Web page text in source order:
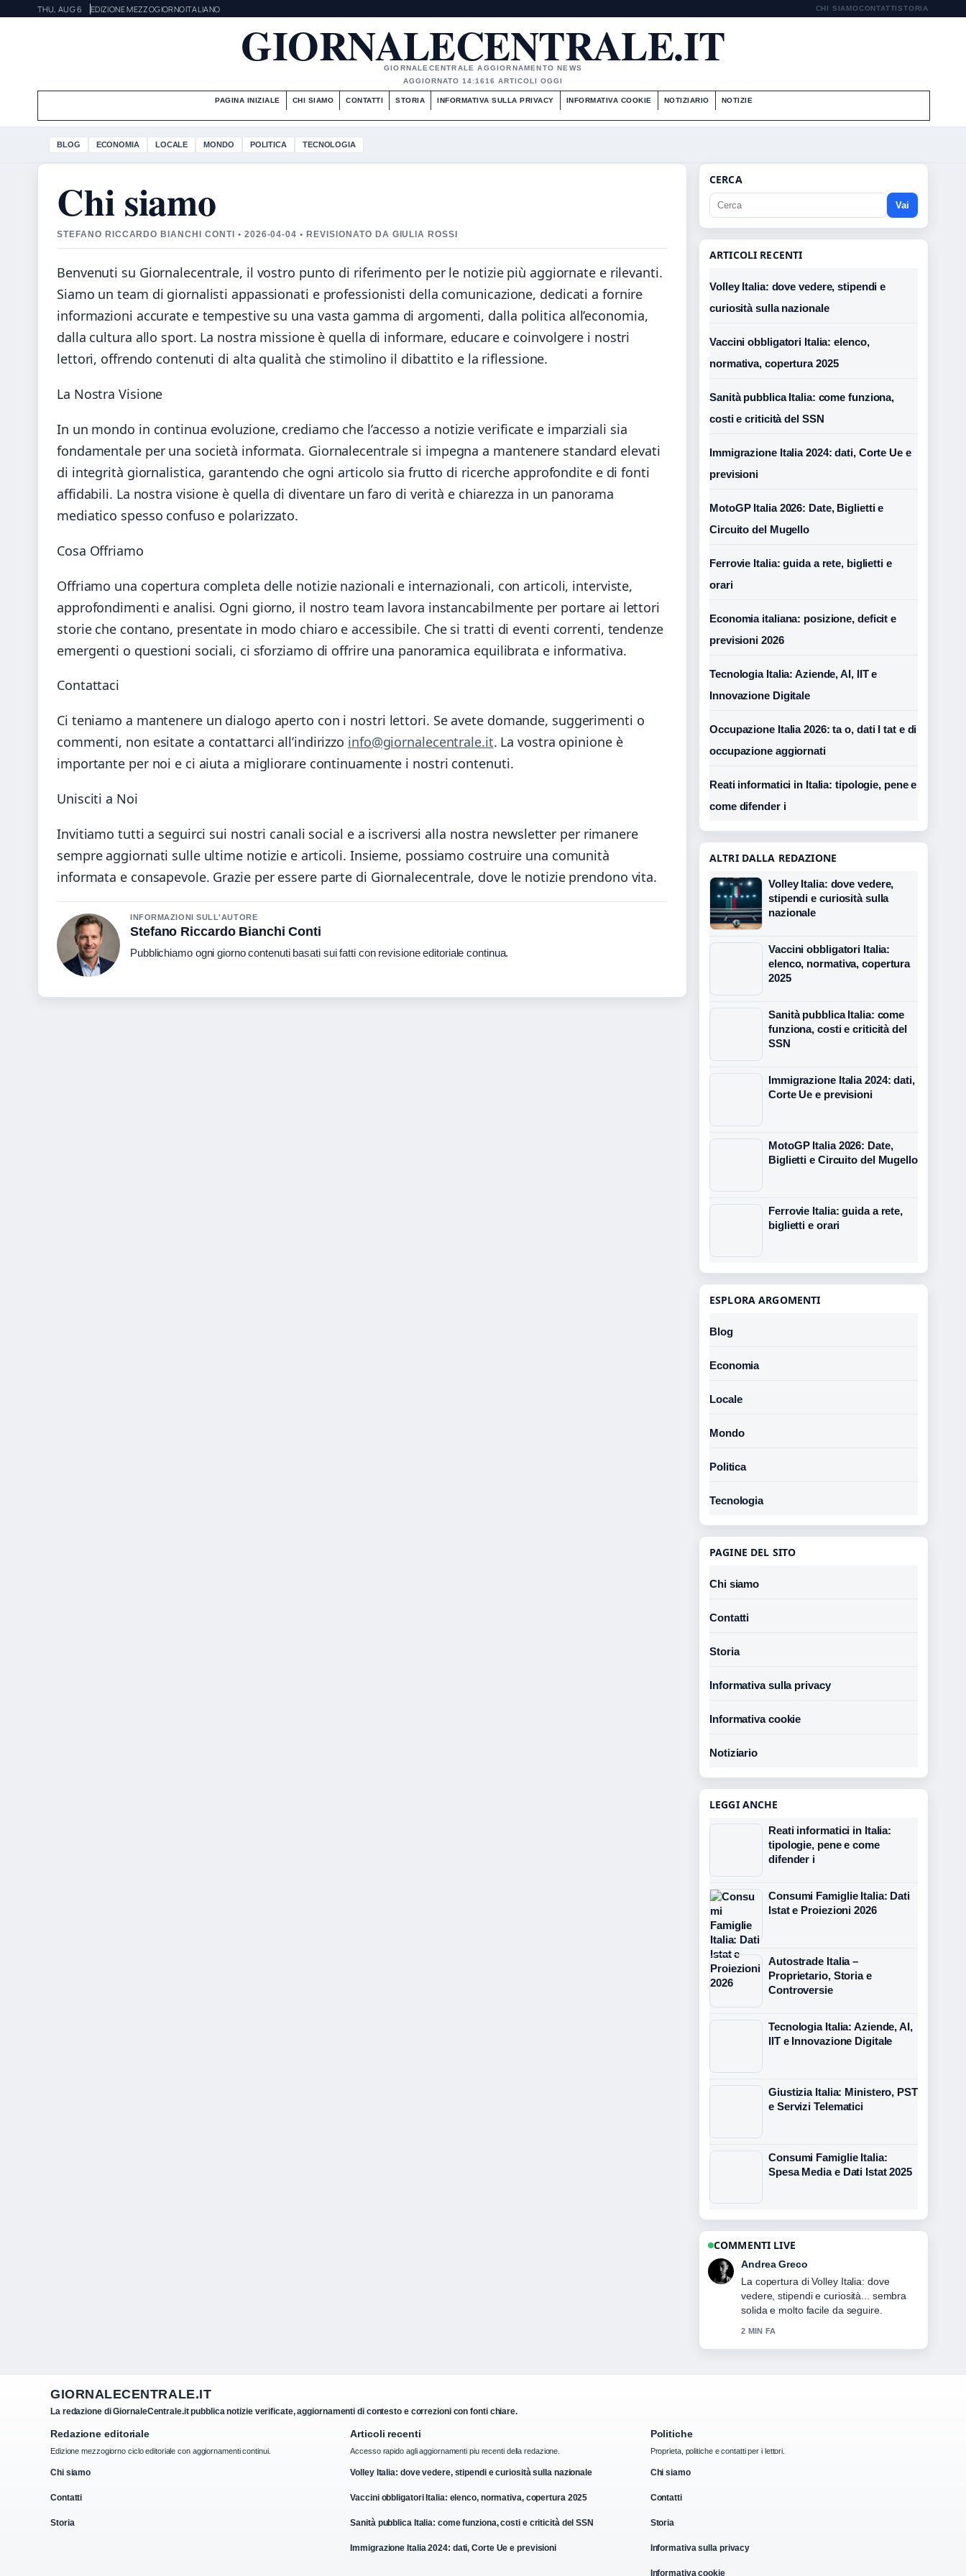
THU, AUG 6 EDIZIONE MEZZOGIORNOITALIANO CHI SIAMOCONTATTISTORIA
GIORNALECENTRALE.IT
GIORNALECENTRALE AGGIORNAMENTO NEWS
AGGIORNATO 14:1616 ARTICOLI OGGI
PAGINA INIZIALE CHI SIAMO CONTATTI STORIA INFORMATIVA SULLA PRIVACY INFORMATIVA COOKIE NOTIZIARIO NOTIZIE
BLOG ECONOMIA LOCALE MONDO POLITICA TECNOLOGIA
Chi siamo
STEFANO RICCARDO BIANCHI CONTI • 2026-04-04 • REVISIONATO DA GIULIA ROSSI
Benvenuti su Giornalecentrale, il vostro punto di riferimento per le notizie più aggiornate e rilevanti.
Siamo un team di giornalisti appassionati e professionisti della comunicazione, dedicati a fornire
informazioni accurate e tempestive su una vasta gamma di argomenti, dalla politica all’economia,
dalla cultura allo sport. La nostra missione è quella di informare, educare e coinvolgere i nostri
lettori, offrendo contenuti di alta qualità che stimolino il dibattito e la riflessione.
La Nostra Visione
In un mondo in continua evoluzione, crediamo che l’accesso a notizie verificate e imparziali sia
fondamentale per una società informata. Giornalecentrale si impegna a mantenere standard elevati
di integrità giornalistica, garantendo che ogni articolo sia frutto di ricerche approfondite e di fonti
affidabili. La nostra visione è quella di diventare un faro di verità e chiarezza in un panorama
mediatico spesso confuso e polarizzato.
Cosa Offriamo
Offriamo una copertura completa delle notizie nazionali e internazionali, con articoli, interviste,
approfondimenti e analisi. Ogni giorno, il nostro team lavora instancabilmente per portare ai lettori
storie che contano, presentate in modo chiaro e accessibile. Che si tratti di eventi correnti, tendenze
emergenti o questioni sociali, ci sforziamo di offrire una panoramica equilibrata e informativa.
Contattaci
Ci teniamo a mantenere un dialogo aperto con i nostri lettori. Se avete domande, suggerimenti o
commenti, non esitate a contattarci all’indirizzo info@giornalecentrale.it. La vostra opinione è
importante per noi e ci aiuta a migliorare continuamente i nostri contenuti.
Unisciti a Noi
Invitiamo tutti a seguirci sui nostri canali social e a iscriversi alla nostra newsletter per rimanere
sempre aggiornati sulle ultime notizie e articoli. Insieme, possiamo costruire una comunità
informata e consapevole. Grazie per essere parte di Giornalecentrale, dove le notizie prendono vita.
INFORMAZIONI SULL'AUTORE
Stefano Riccardo Bianchi Conti
Pubblichiamo ogni giorno contenuti basati sui fatti con revisione editoriale continua.
CERCA
Vai
ARTICOLI RECENTI
Volley Italia: dove vedere, stipendi e
curiosità sulla nazionale
Vaccini obbligatori Italia: elenco,
normativa, copertura 2025
Sanità pubblica Italia: come funziona,
costi e criticità del SSN
Immigrazione Italia 2024: dati, Corte Ue e
previsioni
MotoGP Italia 2026: Date, Biglietti e
Circuito del Mugello
Ferrovie Italia: guida a rete, biglietti e
orari
Economia italiana: posizione, deficit e
previsioni 2026
Tecnologia Italia: Aziende, AI, IIT e
Innovazione Digitale
Occupazione Italia 2026: ta o, dati I tat e di
occupazione aggiornati
Reati informatici in Italia: tipologie, pene e
come difender i
ALTRI DALLA REDAZIONE
Volley Italia: dove vedere,
stipendi e curiosità sulla
nazionale
Vaccini obbligatori Italia:
elenco, normativa, copertura
2025
Sanità pubblica Italia: come
funziona, costi e criticità del
SSN
Immigrazione Italia 2024: dati,
Corte Ue e previsioni
MotoGP Italia 2026: Date,
Biglietti e Circuito del Mugello
Ferrovie Italia: guida a rete,
biglietti e orari
ESPLORA ARGOMENTI
Blog
Economia
Locale
Mondo
Politica
Tecnologia
PAGINE DEL SITO
Chi siamo
Contatti
Storia
Informativa sulla privacy
Informativa cookie
Notiziario
LEGGI ANCHE
Reati informatici in Italia:
tipologie, pene e come
difender i
Consumi Famiglie Italia: Dati
Istat e Proiezioni 2026
Autostrade Italia –
Proprietario, Storia e
Controversie
Tecnologia Italia: Aziende, AI,
IIT e Innovazione Digitale
Giustizia Italia: Ministero, PST
e Servizi Telematici
Consumi Famiglie Italia:
Spesa Media e Dati Istat 2025
COMMENTI LIVE
Sara Moretti
Ottimo lavoro di verifica intorno a
Vaccini obbligatori Italia: elenco,
normativa, copertura 2025. Piu testate
GIORNALECENTRALE.IT
Redazione editoriale Articoli recenti Politiche